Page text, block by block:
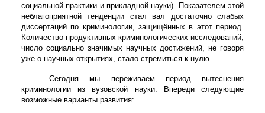
социальной практики и прикладной науки). Показателем этой
неблагоприятной тенденции стал вал достаточно слабых
диссертаций по криминологии, защищённых в этот период.
Количество продуктивных криминологических исследований,
число социально значимых научных достижений, не говоря
уже о научных открытиях, стало стремиться к нулю.
Сегодня мы переживаем период вытеснения
криминологии из вузовской науки. Впереди следующие
возможные варианты развития: